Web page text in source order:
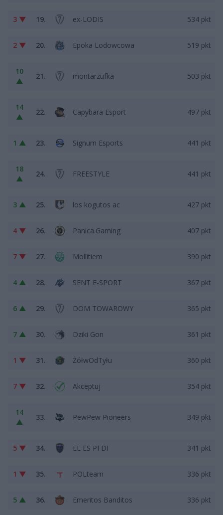
3 ▼ 19. ex-LODIS 534 pkt
2 ▼ 20. Epoka Lodowcowa 519 pkt
10
▲
21. montarzufka 503 pkt
14
▲
22. Capybara Esport 497 pkt
1 ▲ 23. Signum Esports 441 pkt
18
▲
24. FREESTYLE 441 pkt
3 ▲ 25. los kogutos ac 427 pkt
4 ▼ 26. Panica.Gaming 407 pkt
7 ▼ 27. Mollitiem 390 pkt
4 ▲ 28. SENT E-SPORT 367 pkt
6 ▲ 29. DOM TOWAROWY 365 pkt
7 ▲ 30. Dziki Gon 361 pkt
1 ▼ 31. ŻółwOdTyłu 360 pkt
7 ▼ 32. Akceptuj 354 pkt
14
▲
33. PewPew Pioneers 349 pkt
5 ▼ 34. EL ES PI DI 341 pkt
1 ▼ 35. POLteam 336 pkt
5 ▲ 36. Emeritos Banditos 336 pkt